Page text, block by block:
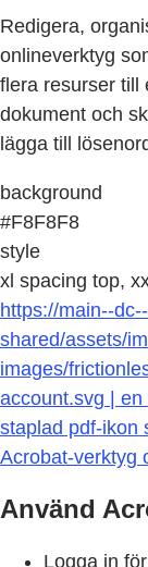
Redigera,
onlineverktyg
flera resurser till
dokument och
lägga till
background
#F8F8F8
style
xl spacing top,
https://main--
shared/assets/
images/
account.svg |
staplad pdf-ikon
Acrobat-verktyg
Använd
Logga in